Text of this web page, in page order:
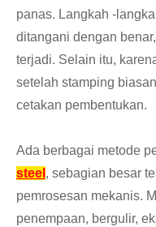
panas. Langkah -
ditangani dengan
terjadi. Selain itu,
setelah stamping
cetakan pembentukan.
Ada berbagai metode
steel , sebagian besar
pemrosesan mekanis.
penempaan, bergulir,